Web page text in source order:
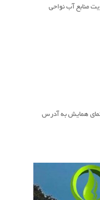
شد چهارمین همایش ملى مدیریت منابع آب نواحى
همایش به آدرس